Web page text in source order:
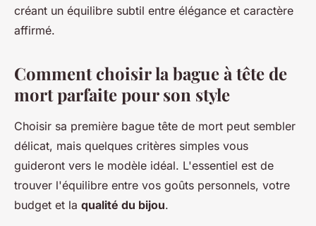
créant un équilibre subtil entre élégance et caractère
affirmé.
Comment choisir la bague à tête de
mort parfaite pour son style
Choisir sa première bague tête de mort peut sembler
délicat, mais quelques critères simples vous
guideront vers le modèle idéal. L'essentiel est de
trouver l'équilibre entre vos goûts personnels, votre
budget et la qualité du bijou.